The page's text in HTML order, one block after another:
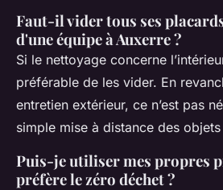
Faut-il vider tous ses
d'une équipe à Auxerre ?
Si le nettoyage concerne
préférable de les vider. En
entretien extérieur, ce n’est pas
simple mise à distance des
Puis-je utiliser mes propres
préfère le zéro déchet ?